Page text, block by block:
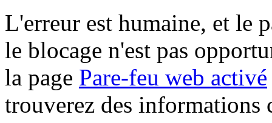
L'erreur est humaine, et le
le blocage n'est pas
la page Pare-feu web activé
trouverez des informations